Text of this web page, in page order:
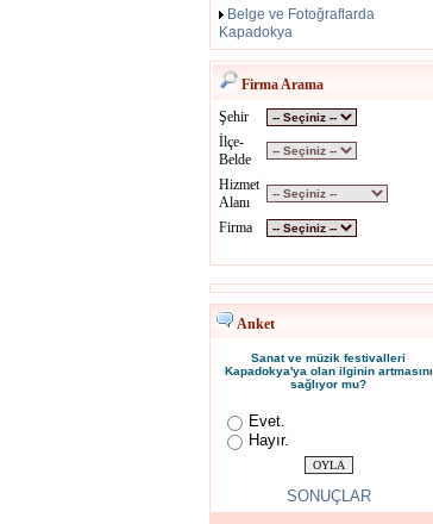
Belge ve Fotoğraflarda
Kapadokya
Firma Arama
Şehir
İlçe-
Belde
Hizmet
Alanı
Firma
Anket
Sanat ve müzik festivalleri
Kapadokya'ya olan ilginin artmasını
sağlıyor mu?
Evet.
Hayır.
SONUÇLAR